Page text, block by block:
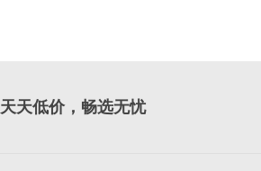
天天低价，畅选无忧